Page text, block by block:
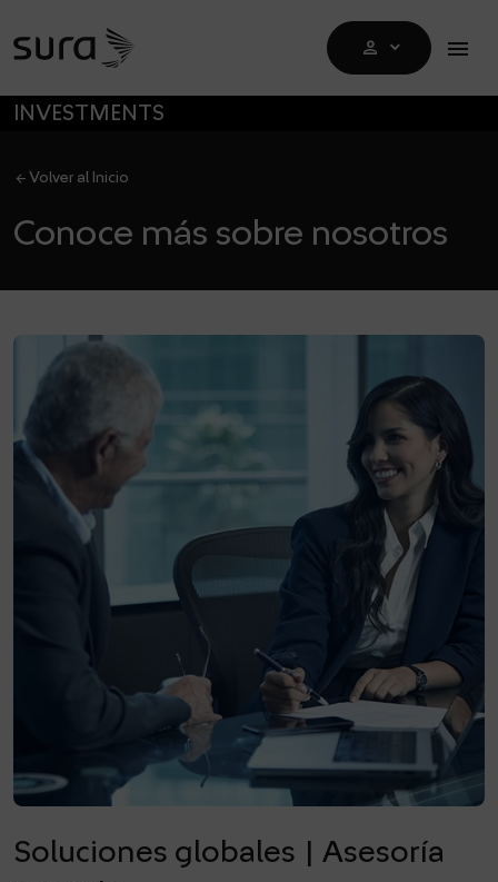
person DROPDOWN
menu
INVESTMENTS
arrow_back Volver al Inicio
Conoce más sobre nosotros
Soluciones globales | Asesoría